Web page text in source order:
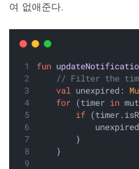
여 없애준다.
fun
// Filter the
val unexpired:
for (timer in
if
        }
    }